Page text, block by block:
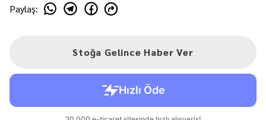
Paylaş:
Stoğa Gelince Haber Ver